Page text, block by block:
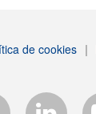
de cookies |